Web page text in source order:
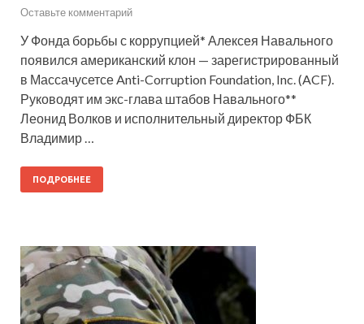
Оставьте комментарий
У Фонда борьбы с коррупцией* Алексея Навального
появился американский клон — зарегистрированный
в Массачусетсе Anti-Corruption Foundation, Inc. (ACF).
Руководят им экс-глава штабов Навального**
Леонид Волков и исполнительный директор ФБК
Владимир …
ПОДРОБНЕЕ